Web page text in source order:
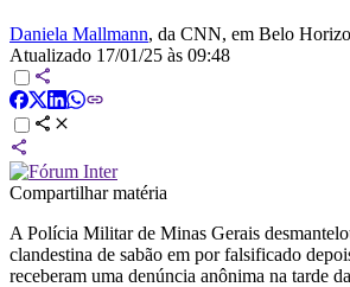
Daniela Mallmann, da CNN, em Belo
Atualizado 17/01/25 às 09:48
Compartilhar matéria
A Polícia Militar de Minas Gerais
clandestina de sabão em por falsificado
receberam uma denúncia anônima na tarde